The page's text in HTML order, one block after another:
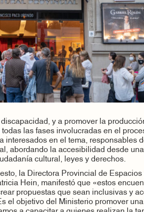
y a promover la
las fases involucradas en el
interesados en el tema, responsables
abordando la accesibilidad desde
cultural, leyes y derechos.
la Directora Provincial de
Hein, manifestó que «estos
propuestas que sean inclusivas y
el objetivo del Ministerio promover